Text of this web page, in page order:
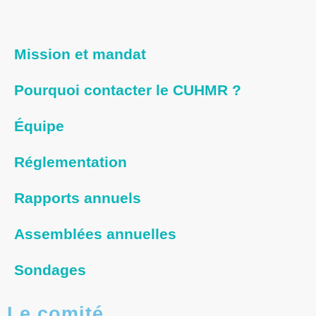
Mission et mandat
Pourquoi contacter le CUHMR ?
Équipe
Réglementation
Rapports annuels
Assemblées annuelles
Sondages